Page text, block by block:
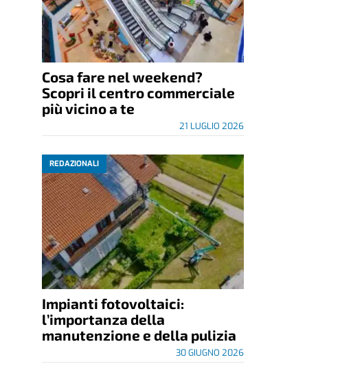
Cosa fare nel weekend?
Scopri il centro commerciale
più vicino a te
21 LUGLIO 2026
REDAZIONALI
Impianti fotovoltaici:
l’importanza della
manutenzione e della pulizia
30 GIUGNO 2026